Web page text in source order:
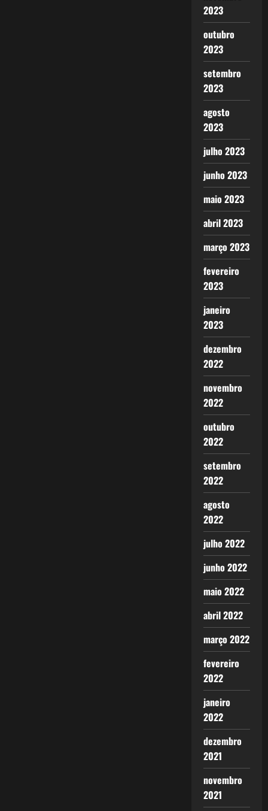
2023
outubro
2023
setembro
2023
agosto
2023
julho 2023
junho 2023
maio 2023
abril 2023
março 2023
fevereiro
2023
janeiro
2023
dezembro
2022
novembro
2022
outubro
2022
setembro
2022
agosto
2022
julho 2022
junho 2022
maio 2022
abril 2022
março 2022
fevereiro
2022
janeiro
2022
dezembro
2021
novembro
2021